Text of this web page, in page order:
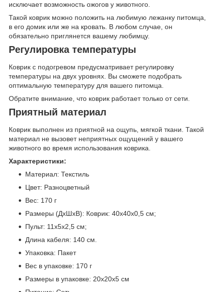
исключает возможность ожогов у животного.
Такой коврик можно положить на любимую лежанку питомца,
в его домик или же на кровать. В любом случае, он
обязательно приглянется вашему любимцу.
Регулировка температуры
Коврик с подогревом предусматривает регулировку
температуры на двух уровнях. Вы сможете подобрать
оптимальную температуру для вашего питомца.
Обратите внимание, что коврик работает только от сети.
Приятный материал
Коврик выполнен из приятной на ощупь, мягкой ткани. Такой
материал не вызовет неприятных ощущений у вашего
животного во время использования коврика.
Характеристики:
Материал: Текстиль
Цвет: Разноцветный
Вес: 170 г
Размеры (ДхШхВ): Коврик: 40х40х0,5 см;
Пульт: 11х5х2,5 см;
Длина кабеля: 140 см.
Упаковка: Пакет
Вес в упаковке: 170 г
Размеры в упаковке: 20х20х5 см